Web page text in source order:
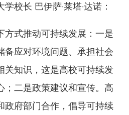
校长 巴伊萨·莱塔·达诺：
方式推动可持续发展：一是
备应对环境问题、承担社会
关知识，这是高校可持续发
；二是政策建议和宣传。高
政府部门合作，倡导可持续